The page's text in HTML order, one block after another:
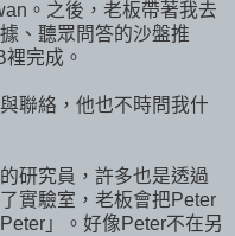
。之後，老板帶著我去
、聽眾問答的沙盤推
完成。
聯絡，他也不時問我什
研究員，許多也是透過
實驗室，老板會把Peter
」。好像Peter不在另